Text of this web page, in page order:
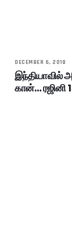
DECEMBER 6, 2018
இந்தியாவில்
கான்… ரஜினி